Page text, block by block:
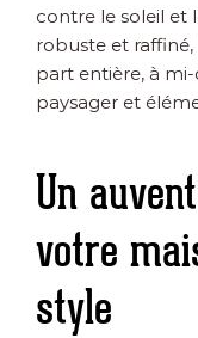
contre le soleil et
robuste et
part entière, à
paysager et
Un
votre
style